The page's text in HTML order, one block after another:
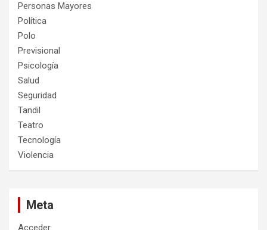
Personas Mayores
Política
Polo
Previsional
Psicología
Salud
Seguridad
Tandil
Teatro
Tecnología
Violencia
Meta
Acceder